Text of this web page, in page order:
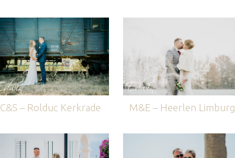
C&S – Rolduc Kerkrade M&E – Heerlen Limburg